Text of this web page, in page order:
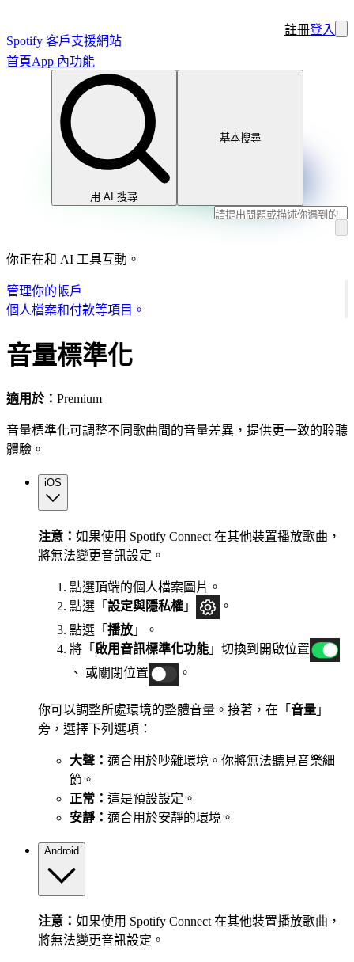
Spotify 客戶支援網站
註冊登入
首頁App 內功能
用 AI 搜尋
基本搜尋
你正在和 AI 工具互動。
管理你的帳戶
個人檔案和付款等項目。
音量標準化
適用於： Premium
音量標準化可調整不同歌曲間的音量差異，提供更一致的聆聽
體驗。
iOS
注意： 如果使用 Spotify Connect 在其他裝置播放歌曲，
將無法變更音訊設定。
點選頂端的個人檔案圖片。
點選「 設定與隱私權 」
。
點選「 播放 」。
將「 啟用音訊標準化功能 」切換到開啟位置
、 或關閉位置
。
你可以調整所處環境的整體音量。接著，在「 音量 」
旁，選擇下列選項：
大聲： 適合用於吵雜環境。你將無法聽見音樂細
節。
正常： 這是預設設定。
安靜： 適合用於安靜的環境。
Android
注意： 如果使用 Spotify Connect 在其他裝置播放歌曲，
將無法變更音訊設定。